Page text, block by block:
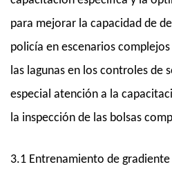
para mejorar la capacidad de
policía en escenarios
las lagunas en los controles de
especial atención a la
la inspección de las bolsas
3.1 Entrenamiento de